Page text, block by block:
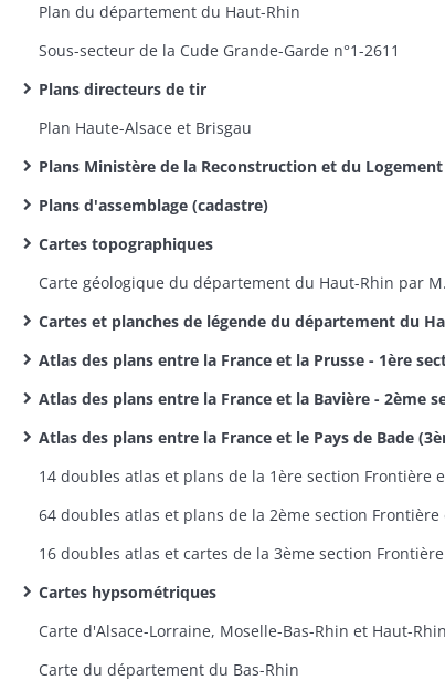
Plan du département du Haut-Rhin
Sous-secteur de la Cude Grande-Garde n°1-2611​
Plans directeurs de tir
Plan Haute-Alsace et Brisgau
Plans Ministère de la Reconstruction et du Logement
Plans d'assemblage (cadastre)
Cartes topographiques
Cartes et planches de légende du département du Haut-Rhin par M. Jos. Koechlin-
Atlas des plans entre la France et la Prusse - 1ère section des délimitations des frontières entre la France et
Atlas des plans entre la France et la Bavière - 2ème section des délimitations entre la France et
Atlas des plans entre la France et le Pays de Bade (3ème section des délimitations de frontières entre la France et
Cartes hypsométriques
Carte d'Alsace-Lorraine, Moselle-Bas-Rhin et Haut-Rhin
Carte du département du Bas-Rhin